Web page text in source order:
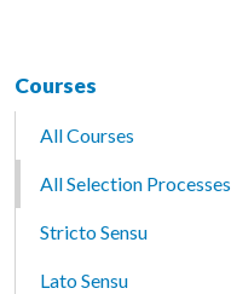
Courses
All Courses
All Selection Processes
Stricto Sensu
Lato Sensu